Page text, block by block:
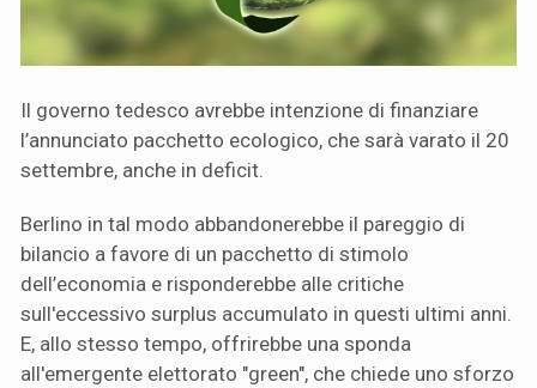
Il governo tedesco avrebbe intenzione di finanziare
l’annunciato pacchetto ecologico, che sarà varato il 20
settembre, anche in deficit.
Berlino in tal modo abbandonerebbe il pareggio di
bilancio a favore di un pacchetto di stimolo
dell’economia e risponderebbe alle critiche
sull'eccessivo surplus accumulato in questi ultimi anni.
E, allo stesso tempo, offrirebbe una sponda
all'emergente elettorato "green", che chiede uno sforzo